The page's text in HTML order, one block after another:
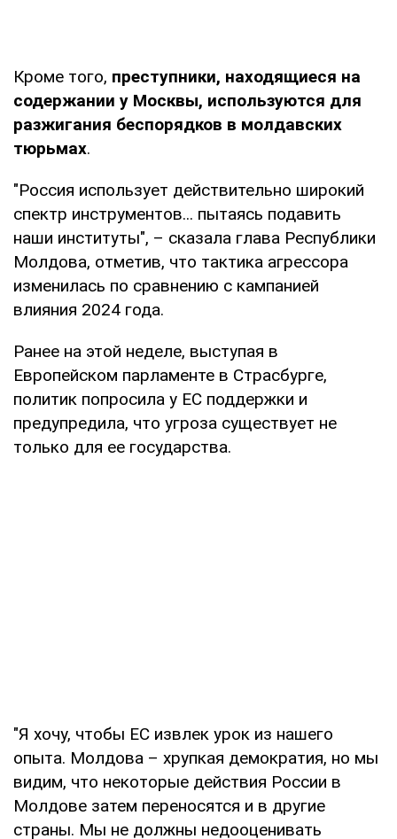
Кроме того, преступники, находящиеся на
содержании у Москвы, используются для
разжигания беспорядков в молдавских
тюрьмах.
"Россия использует действительно широкий
спектр инструментов... пытаясь подавить
наши институты", – сказала глава Республики
Молдова, отметив, что тактика агрессора
изменилась по сравнению с кампанией
влияния 2024 года.
Ранее на этой неделе, выступая в
Европейском парламенте в Страсбурге,
политик попросила у ЕС поддержки и
предупредила, что угроза существует не
только для ее государства.
"Я хочу, чтобы ЕС извлек урок из нашего
опыта. Молдова – хрупкая демократия, но мы
видим, что некоторые действия России в
Молдове затем переносятся и в другие
страны. Мы не должны недооценивать